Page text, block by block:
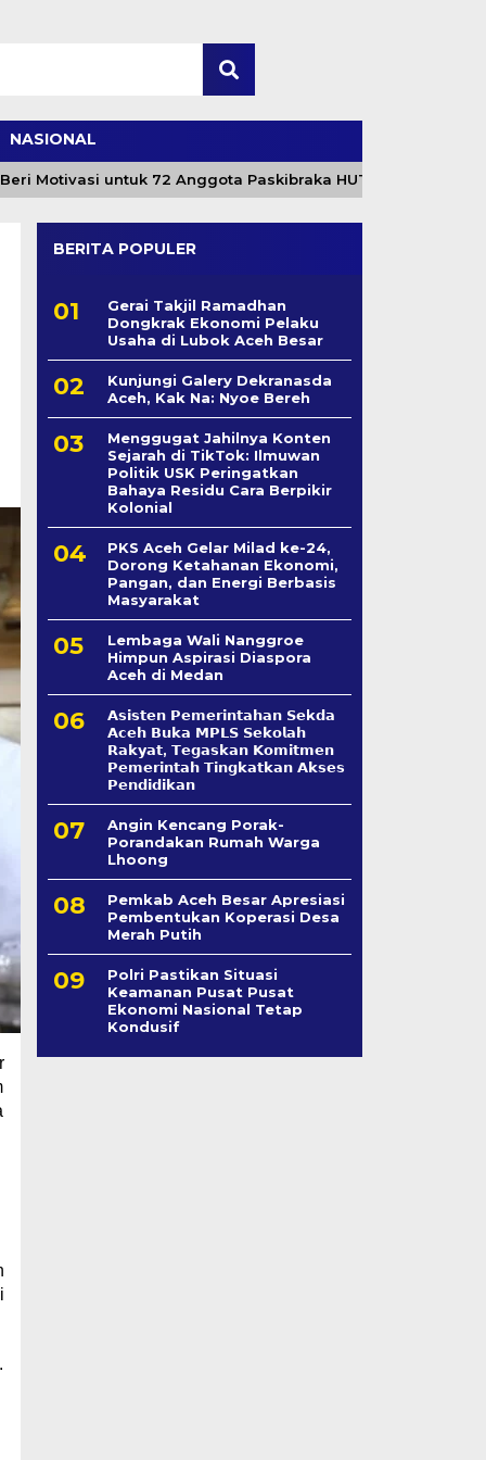
NASIONAL
untuk 72 Anggota Paskibraka HUT ke-81 RI
BERITA POPULER
Gerai Takjil Ramadhan
Dongkrak Ekonomi Pelaku
Usaha di Lubok Aceh Besar
Kunjungi Galery Dekranasda
Aceh, Kak Na: Nyoe Bereh
Menggugat Jahilnya Konten
Sejarah di TikTok: Ilmuwan
Politik USK Peringatkan
Bahaya Residu Cara Berpikir
Kolonial
PKS Aceh Gelar Milad ke-24,
Dorong Ketahanan Ekonomi,
Pangan, dan Energi Berbasis
Masyarakat
Lembaga Wali Nanggroe
Himpun Aspirasi Diaspora
Aceh di Medan
𝗔𝘀𝗶𝘀𝘁𝗲𝗻 𝗣𝗲𝗺𝗲𝗿𝗶𝗻𝘁𝗮𝗵𝗮𝗻 𝗦𝗲k𝗱𝗮
𝗔𝗰𝗲𝗵 𝗕𝘂𝗸𝗮 𝗠𝗣𝗟𝗦 𝗦𝗲𝗸𝗼𝗹𝗮𝗵
𝗥𝗮𝗸𝘆𝗮𝘁, 𝗧𝗲𝗴𝗮𝘀𝗸𝗮𝗻 𝗞𝗼𝗺𝗶𝘁𝗺𝗲𝗻
𝗣𝗲𝗺𝗲𝗿𝗶𝗻𝘁𝗮𝗵 𝗧𝗶𝗻𝗴𝗸𝗮𝘁𝗸𝗮𝗻 𝗔𝗸𝘀𝗲𝘀
𝗣𝗲𝗻𝗱𝗶𝗱𝗶𝗸𝗮𝗻
Angin Kencang Porak-
Porandakan Rumah Warga
Lhoong
Pemkab Aceh Besar Apresiasi
Pembentukan Koperasi Desa
Merah Putih
Polri Pastikan Situasi
Keamanan Pusat Pusat
Ekonomi Nasional Tetap
Kondusif